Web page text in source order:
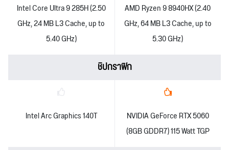
Intel Core Ultra 9 285H (2.50
GHz, 24 MB L3 Cache, up to
5.40 GHz)
AMD Ryzen 9 8940HX (2.40
GHz, 64 MB L3 Cache, up to
5.30 GHz)
ชิปกราฟิก
Intel Arc Graphics 140T
NVIDIA GeForce RTX 5060
(8GB GDDR7) 115 Watt TGP